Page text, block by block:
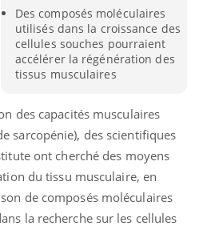
Des composés moléculaires
utilisés dans la croissance des
cellules souches pourraient
accélérer la régénération des
tissus musculaires
des capacités musculaires
sarcopénie), des scientifiques
ont cherché des moyens
du tissu musculaire, en
de composés moléculaires
la recherche sur les cellules